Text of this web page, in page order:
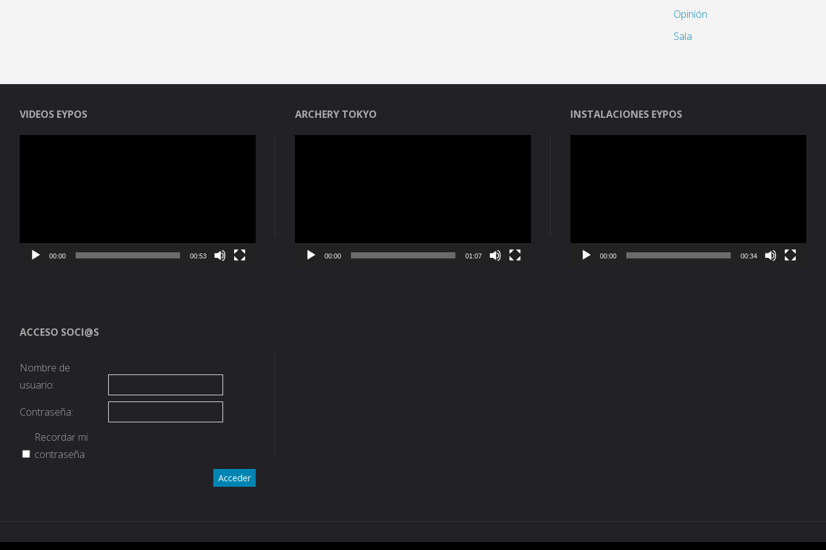
Opinión
Sala
VIDEOS EYPOS
00:00 00:53
ARCHERY TOKYO
00:00 01:07
INSTALACIONES EYPOS
00:00 00:34
ACCESO SOCI@S
Nombre de
usuario:
Contraseña:
Recordar mi
contraseña
Acceder